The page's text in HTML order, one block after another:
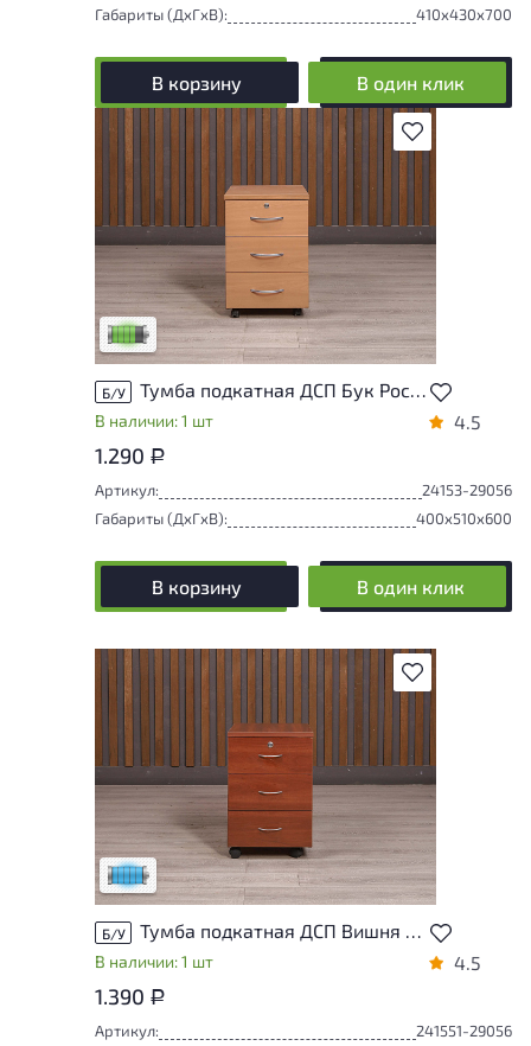
Габариты (ДxГxВ):
410x430x700
В корзину В один клик
В избранное
У товара присутствуют незначительные
следы эксплуатации, не влияющие на
удобство его использования
Низкая степень износа
Б/У Тумба подкатная ДСП Бук Россия
В наличии: 1 шт 4.5
1.290 Р
Артикул:
24153-29056
Габариты (ДxГxВ):
400x510x600
В корзину В один клик
В избранное
Состояние товара приближено к новому,
могут присутствовать незначительные
следы эксплуатации
Низкая степень износа
Б/У Тумба подкатная ДСП Вишня Россия
В наличии: 1 шт 4.5
1.390 Р
Артикул:
241551-29056